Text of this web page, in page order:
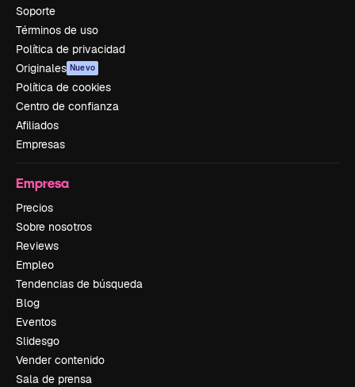
Soporte
Términos de uso
Política de privacidad
Originales Nuevo
Política de cookies
Centro de confianza
Afiliados
Empresas
Empresa
Precios
Sobre nosotros
Reviews
Empleo
Tendencias de búsqueda
Blog
Eventos
Slidesgo
Vender contenido
Sala de prensa